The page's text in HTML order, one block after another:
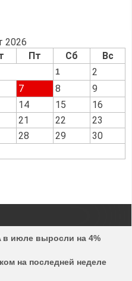
2026
Пт Сб Вс
1
2
7 8
9
14 15
16
21 22
23
28 29
30
в июле выросли на 4%
на последней неделе